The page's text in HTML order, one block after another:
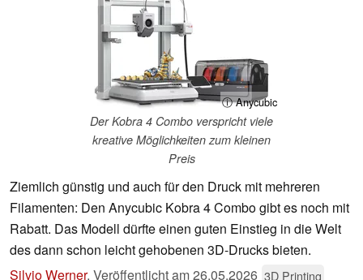
ⓘ Anycubic
Der Kobra 4 Combo verspricht viele
kreative Möglichkeiten zum kleinen
Preis
Ziemlich günstig und auch für den Druck mit mehreren
Filamenten: Den Anycubic Kobra 4 Combo gibt es noch mit
Rabatt. Das Modell dürfte einen guten Einstieg in die Welt
des dann schon leicht gehobenen 3D-Drucks bieten.
Silvio Werner, Veröffentlicht am26.05.2026 3D Printing